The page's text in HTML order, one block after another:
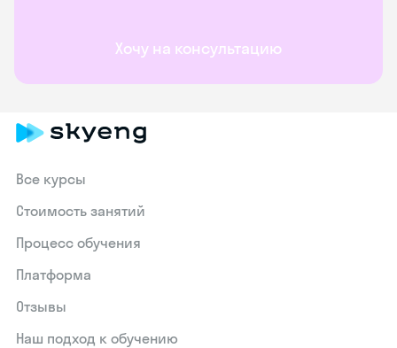
Хочу на консультацию
Все курсы
Стоимость занятий
Процесс обучения
Платформа
Отзывы
Наш подход к обучению